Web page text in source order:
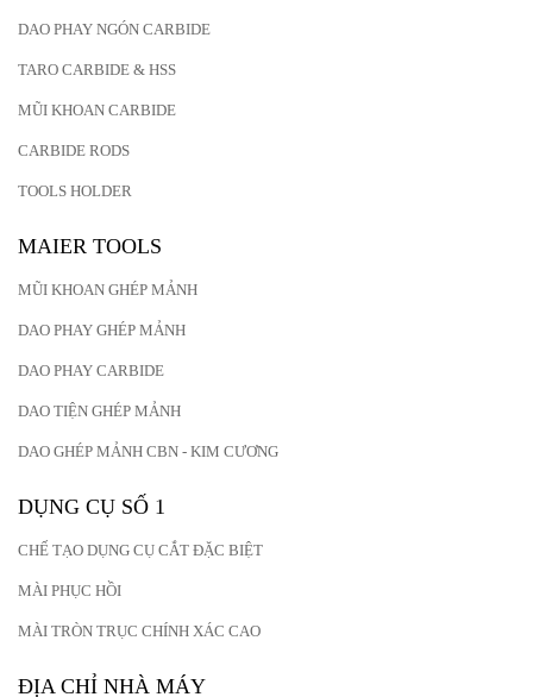
DAO PHAY NGÓN CARBIDE
TARO CARBIDE & HSS
MŨI KHOAN CARBIDE
CARBIDE RODS
TOOLS HOLDER
MAIER TOOLS
MŨI KHOAN GHÉP MẢNH
DAO PHAY GHÉP MẢNH
DAO PHAY CARBIDE
DAO TIỆN GHÉP MẢNH
DAO GHÉP MẢNH CBN - KIM CƯƠNG
DỤNG CỤ SỐ 1
CHẾ TẠO DỤNG CỤ CẮT ĐẶC BIỆT
MÀI PHỤC HỒI
MÀI TRÒN TRỤC CHÍNH XÁC CAO
ĐỊA CHỈ NHÀ MÁY